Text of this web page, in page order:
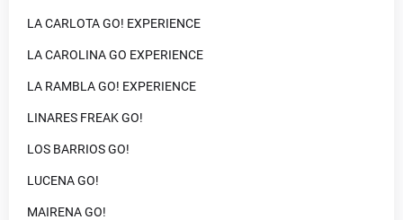
LA CARLOTA GO! EXPERIENCE
LA CAROLINA GO EXPERIENCE
LA RAMBLA GO! EXPERIENCE
LINARES FREAK GO!
LOS BARRIOS GO!
LUCENA GO!
MAIRENA GO!